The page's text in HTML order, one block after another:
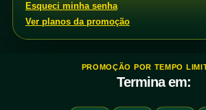
Esqueci minha senha
Ver planos da promoção
PROMOÇÃO POR TEMPO
Termina em: